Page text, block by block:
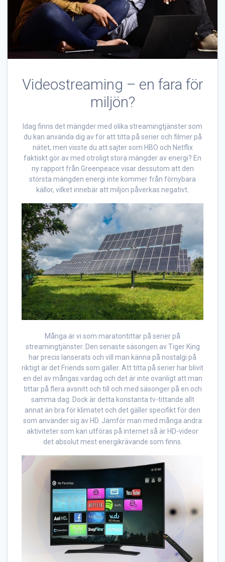
Videostreaming – en fara för
miljön?
Idag finns det mängder med olika streamingtjänster som
du kan använda dig av för att titta på serier och filmer på
nätet, men visste du att sajter som HBO och Netflix
faktiskt gör av med otroligt stora mängder av energi? En
ny rapport från Greenpeace visar dessutom att den
största mängden energi inte kommer från förnybara
källor, vilket innebär att miljön påverkas negativt.
Många är vi som maratontittar på serier på
streamingtjänster. Den senaste säsongen av Tiger King
har precis lanserats och vill man känna på nostalgi på
riktigt är det Friends som gäller. Att titta på serier har blivit
en del av mångas vardag och det är inte ovanligt att man
tittar på flera avsnitt och till och med säsonger på en och
samma dag. Dock är detta konstanta tv-tittande allt
annat än bra för klimatet och det gäller specifikt för den
som använder sig av HD. Jämför man med många andra
aktiviteter som kan utföras på internet så är HD-videor
det absolut mest energikrävande som finns.